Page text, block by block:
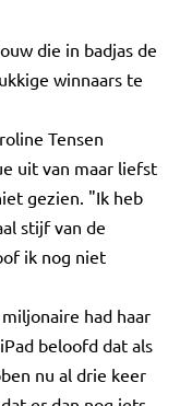
die in badjas de
winnaars te
Tensen
uit van maar liefst
gezien. "Ik heb
stijf van de
ik nog niet
had haar
beloofd dat als
nu al drie keer